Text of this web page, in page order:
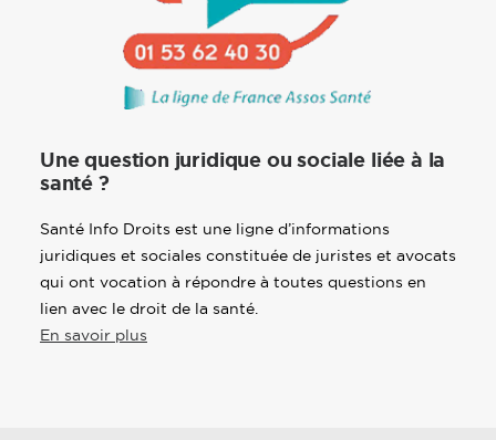
Une question juridique ou sociale liée à la
santé ?
Santé Info Droits est une ligne d’informations
juridiques et sociales constituée de juristes et avocats
qui ont vocation à répondre à toutes questions en
lien avec le droit de la santé.
En savoir plus